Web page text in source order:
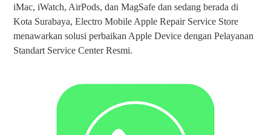
iMac, iWatch, AirPods, dan MagSafe dan sedang berada di
Kota Surabaya, Electro Mobile Apple Repair Service Store
menawarkan solusi perbaikan Apple Device dengan Pelayanan
Standart Service Center Resmi.